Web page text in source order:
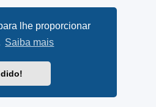
lhe proporcionar
Saiba mais